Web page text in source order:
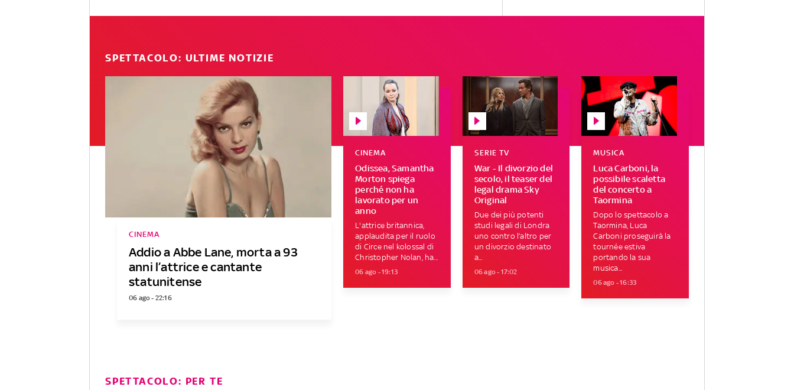
SPETTACOLO: ULTIME NOTIZIE
Addio a Abbe Lane, morta a 93
anni l’attrice e cantante
statunitense
CINEMA
06 ago - 22:16
Odissea, Samantha
Morton spiega
perché non ha
lavorato per un
anno
CINEMA
L'attrice britannica,
applaudita per il ruolo
di Circe nel kolossal di
Christopher Nolan, ha...
06 ago - 19:13
War - Il divorzio del
secolo, il teaser del
legal drama Sky
Original
SERIE TV
Due dei più potenti
studi legali di Londra
uno contro l’altro per
un divorzio destinato
a...
06 ago - 17:02
Luca Carboni, la
possibile scaletta
del concerto a
Taormina
MUSICA
Dopo lo spettacolo a
Taormina, Luca
Carboni proseguirà la
tournée estiva
portando la sua
musica...
06 ago - 16:33
SPETTACOLO: PER TE